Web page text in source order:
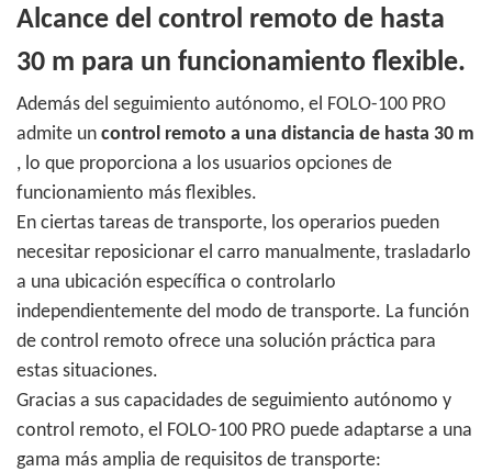
Alcance del control remoto de hasta
30 m para un funcionamiento flexible.
Además del seguimiento autónomo, el FOLO-100 PRO
admite un control remoto a una distancia de hasta 30 m
, lo que proporciona a los usuarios opciones de
funcionamiento más flexibles.
En ciertas tareas de transporte, los operarios pueden
necesitar reposicionar el carro manualmente, trasladarlo
a una ubicación específica o controlarlo
independientemente del modo de transporte. La función
de control remoto ofrece una solución práctica para
estas situaciones.
Gracias a sus capacidades de seguimiento autónomo y
control remoto, el FOLO-100 PRO puede adaptarse a una
gama más amplia de requisitos de transporte: